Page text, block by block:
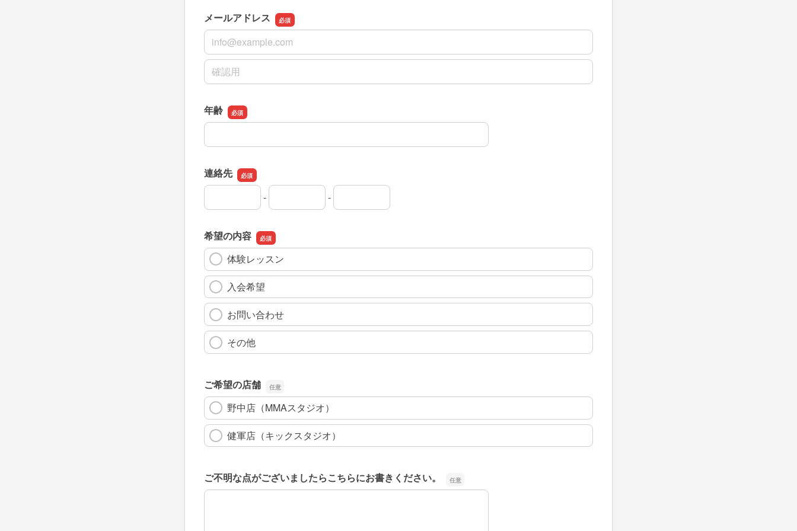
メールアドレス
メールアドレス
メールアドレスの確認用
年齢
年齢
連絡先
連絡先の市外局番
-
連絡先の市内局番 -
連絡先の加入者番号
希望の内容
体験レッスン
入会希望
お問い合わせ
その他
ご希望の店舗
野中店（MMAスタジオ）
健軍店（キックスタジオ）
ご不明な点がございましたらこちらにお書きください。
ご不明な点がございましたらこちらにお書きください。